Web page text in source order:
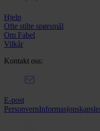
Hjelp
Ofte stilte spørsmål
Om Fabel
Vilkår
Kontakt oss:
E-post
Personvern